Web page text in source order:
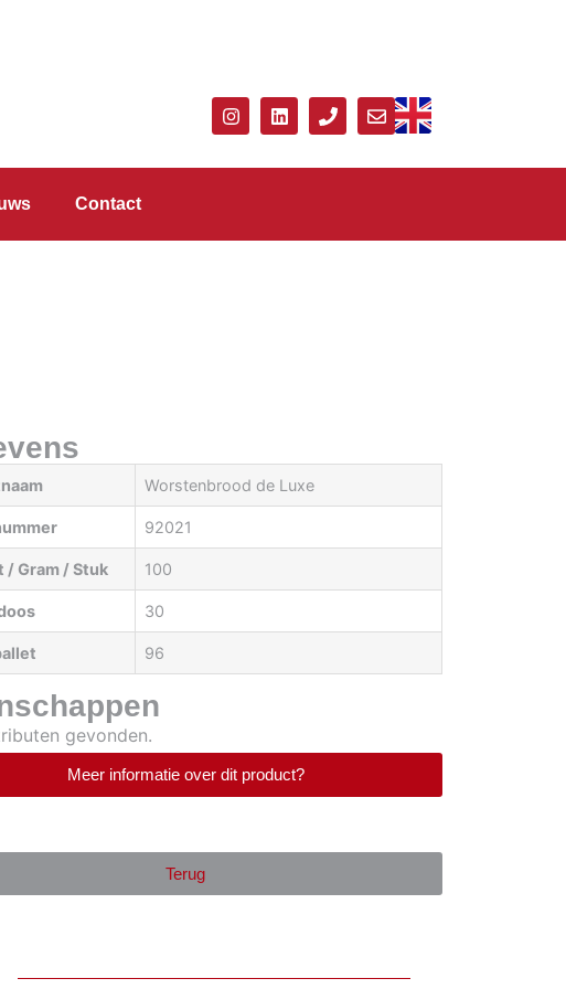
Contact
Worstenbrood de Luxe
92021
/ Gram / Stuk 100
30
96
gevonden.
Meer informatie over dit product?
Terug